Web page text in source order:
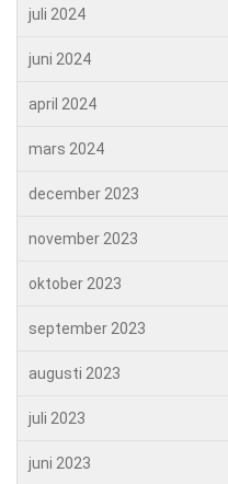
juli 2024
juni 2024
april 2024
mars 2024
december 2023
november 2023
oktober 2023
september 2023
augusti 2023
juli 2023
juni 2023